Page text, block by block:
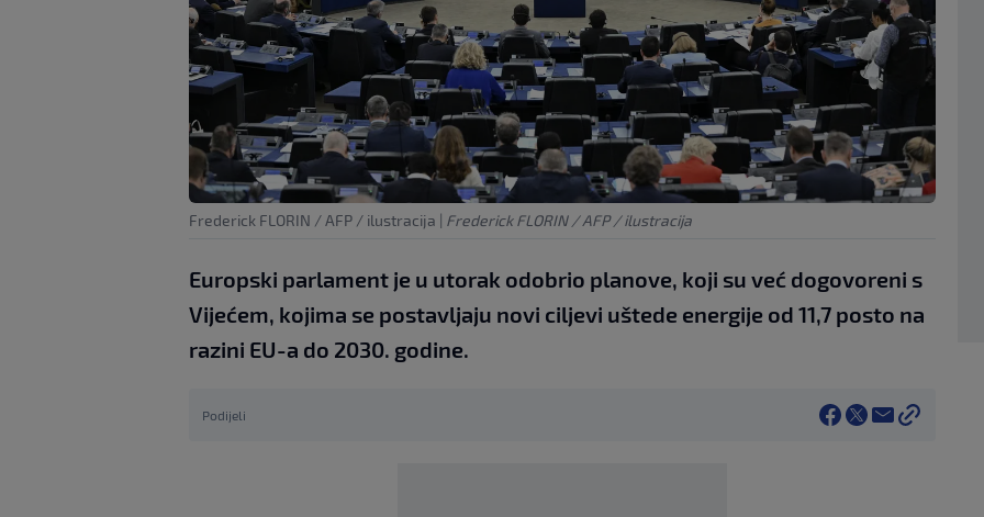
Frederick FLORIN / AFP / ilustracija | Frederick FLORIN / AFP / ilustracija
Europski parlament je u utorak odobrio planove, koji su već dogovoreni s
Vijećem, kojima se postavljaju novi ciljevi uštede energije od 11,7 posto na
razini EU-a do 2030. godine.
Podijeli